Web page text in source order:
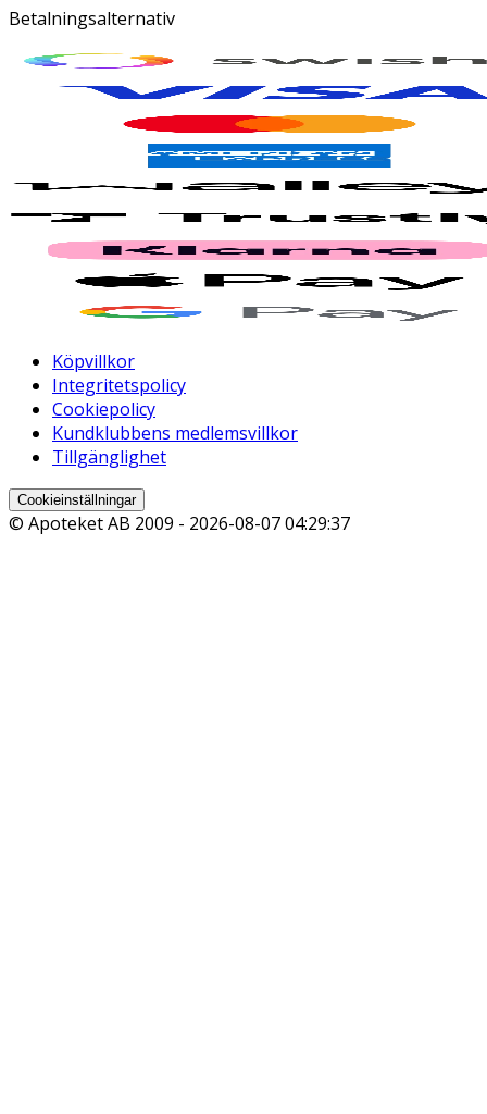
Betalningsalternativ
Köpvillkor
Integritetspolicy
Cookiepolicy
Kundklubbens medlemsvillkor
Tillgänglighet
Cookieinställningar
© Apoteket AB 2009 - 2026-08-07 04:29:37